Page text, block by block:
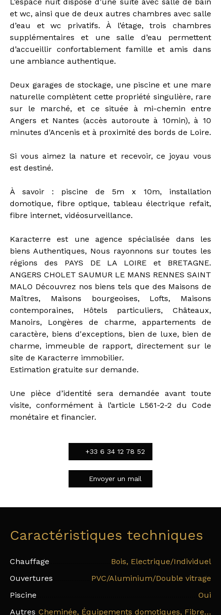
et wc, ainsi que de deux autres chambres avec salle
d’eau et wc privatifs. À l’étage, trois chambres
supplémentaires et une salle d’eau permettent
d’accueillir confortablement famille et amis dans
une ambiance authentique.
Deux garages de stockage, une piscine et une mare
naturelle complètent cette propriété singulière, rare
sur le marché, et ce située à mi-chemin entre
Angers et Nantes (accès autoroute à 10min), à 10
minutes d'Ancenis et à proximité des bords de Loire.
Si vous aimez la nature et recevoir, ce joyau vous
est destiné.
À savoir : piscine de 5m x 10m, installation
domotique, fibre optique, tableau électrique refait,
fibre internet, vidéosurveillance.
Karacterre est une agence spécialisée dans les
biens Authentiques, Nous rayonnons sur toutes les
régions des PAYS DE LA LOIRE et BRETAGNE.
ANGERS CHOLET SAUMUR LE MANS RENNES SAINT
MALO Découvrez nos biens tels que des Maisons de
Maîtres, Maisons bourgeoises, Lofts, Maisons
contemporaines, Hôtels particuliers, Châteaux,
Manoirs, Longères de charme, appartements de
caractère, biens d'exceptions, bien de luxe, bien de
charme, immeuble de rapport, directement sur le
site de Karacterre immobilier.
Estimation gratuite sur demande.
Une pièce d’identité sera demandée avant toute
visite, conformément à l’article L561-2-2 du Code
monétaire et financier.
+33 6 34 12 78 52
Envoyer un mail
Caractéristiques techniques
Chauffage
Bois, Electrique/Individuel
Ouvertures
PVC/Aluminium/Double vitrage
Piscine
Oui
Autres
Cheminée, Équipements domotiques, Fibre optique, Système d'alarme